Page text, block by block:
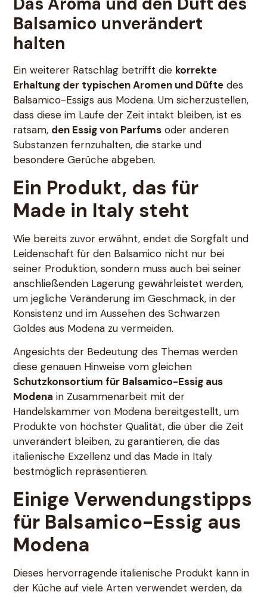
Balsamico unverändert
halten
Ein weiterer Ratschlag betrifft die korrekte
Erhaltung der typischen Aromen und Düfte des
Balsamico-Essigs aus Modena. Um sicherzustellen,
dass diese im Laufe der Zeit intakt bleiben, ist es
ratsam, den Essig von Parfums oder anderen
Substanzen fernzuhalten, die starke und
besondere Gerüche abgeben.
Ein Produkt, das für
Made in Italy steht
Wie bereits zuvor erwähnt, endet die Sorgfalt und
Leidenschaft für den Balsamico nicht nur bei
seiner Produktion, sondern muss auch bei seiner
anschließenden Lagerung gewährleistet werden,
um jegliche Veränderung im Geschmack, in der
Konsistenz und im Aussehen des Schwarzen
Goldes aus Modena zu vermeiden.
Angesichts der Bedeutung des Themas werden
diese genauen Hinweise vom gleichen
Schutzkonsortium für Balsamico-Essig aus
Modena in Zusammenarbeit mit der
Handelskammer von Modena bereitgestellt, um
Produkte von höchster Qualität, die über die Zeit
unverändert bleiben, zu garantieren, die das
italienische Exzellenz und das Made in Italy
bestmöglich repräsentieren.
Einige Verwendungstipps
für Balsamico-Essig aus
Modena
Dieses hervorragende italienische Produkt kann in
der Küche auf viele Arten verwendet werden, da